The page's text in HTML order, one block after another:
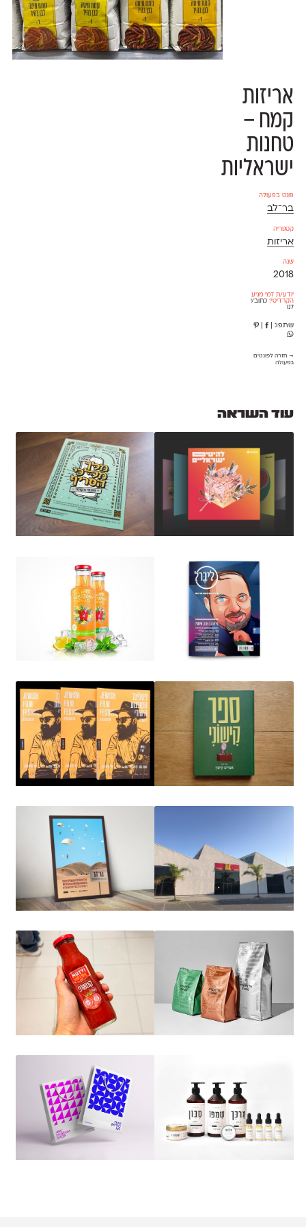
אריזות
קמח –
טחנות
ישראליות
פונט בפעולה
בר־לב
קטגוריה
אריזות
שנה
2018
יודע/ת למי מגיע
הקרדיט? כתוב/י
לנו
שתפו: |
→ חזרה לפונטים
בפעולה
עוד השראה